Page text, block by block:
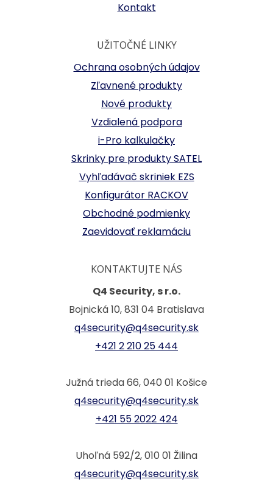
Kontakt
UŽITOČNÉ LINKY
Ochrana osobných údajov
Zľavnené produkty
Nové produkty
Vzdialená podpora
i-Pro kalkulačky
Skrinky pre produkty SATEL
Vyhľadávač skriniek EZS
Konfigurátor RACKOV
Obchodné podmienky
Zaevidovať reklamáciu
KONTAKTUJTE NÁS
Q4 Security, s r.o.
Bojnická 10, 831 04 Bratislava
q4security@q4security.sk
+421 2 210 25 444
Južná trieda 66, 040 01 Košice
q4security@q4security.sk
+421 55 2022 424
Uhoľná 592/2, 010 01 Žilina
q4security@q4security.sk